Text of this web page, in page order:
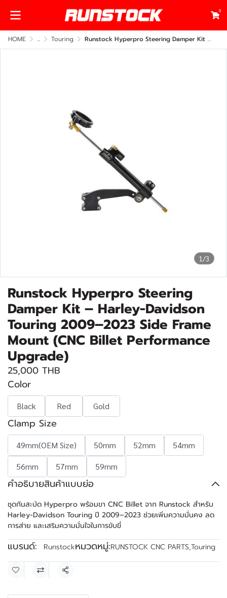
0
HOME ... Touring Runstock Hyperpro Steering Damper Kit – Harley-Davidson Touring 2009–2023 Side Frame Mount (CNC Billet Performance Upgrade)
1/3
Runstock Hyperpro Steering
Damper Kit – Harley-Davidson
Touring 2009–2023 Side Frame
Mount (CNC Billet Performance
Upgrade)
25,000 THB
Color
Black Red Gold
Clamp Size
49mm(OEM Size) 50mm 52mm
54mm
56mm
57mm 59mm
คำอธิบายสินค้าแบบย่อ
ชุดกันสะบัด Hyperpro พร้อมขา CNC Billet จาก Runstock สำหรับ
Harley-Davidson Touring ปี 2009–2023 ช่วยเพิ่มความมั่นคง ลด
การส่าย และเสริมความมั่นใจในการขับขี่
แบรนด์: Runstockหมวดหมู่:RUNSTOCK CNC PARTS,Touring
แชร์